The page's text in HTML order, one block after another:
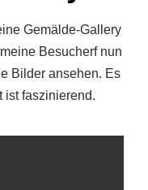
Gemälde-Gallery
Besucherf nun
Bilder ansehen. Es
ist faszinierend.